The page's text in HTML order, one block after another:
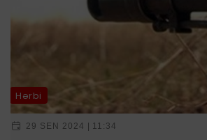
Hərbi
29 SEN 2024 | 11:34